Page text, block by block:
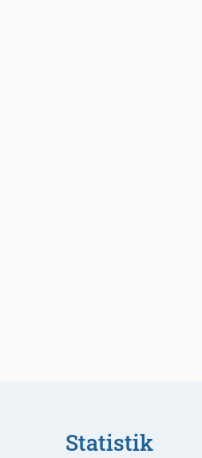
Statistik